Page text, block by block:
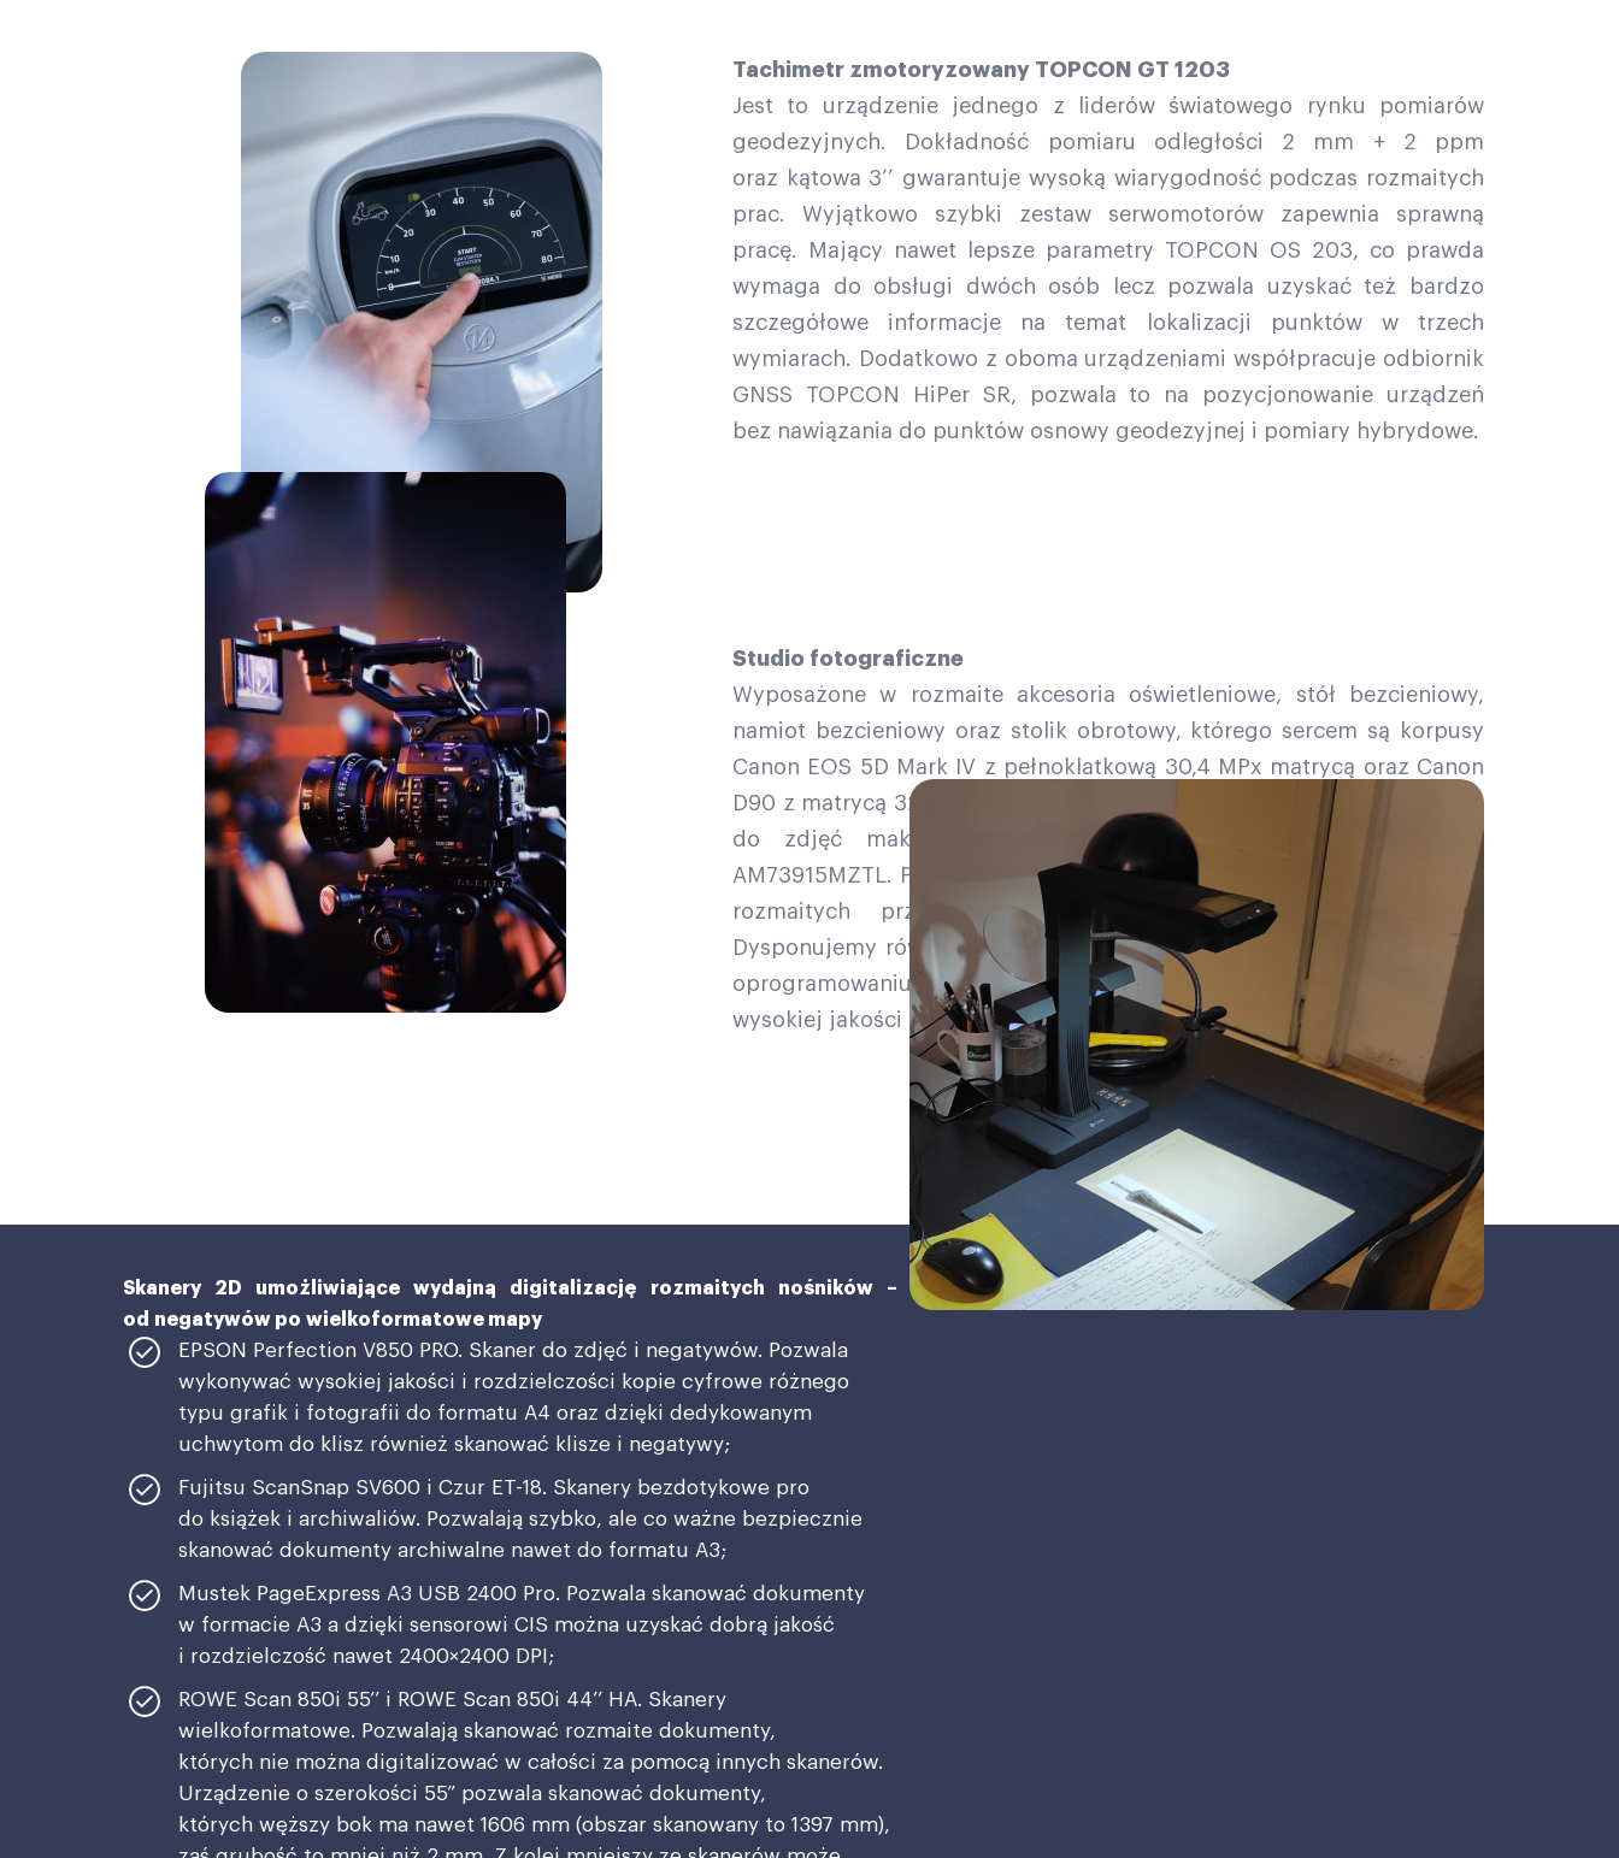
Tachimetr zmotoryzowany TOPCON GT 1203
Jest to urządzenie jednego z liderów światowego rynku pomiarów
geodezyjnych. Dokładność pomiaru odległości 2 mm + 2 ppm
oraz kątowa 3’’ gwarantuje wysoką wiarygodność podczas rozmaitych
prac. Wyjątkowo szybki zestaw serwomotorów zapewnia sprawną
pracę. Mający nawet lepsze parametry TOPCON OS 203, co prawda
wymaga do obsługi dwóch osób lecz pozwala uzyskać też bardzo
szczegółowe informacje na temat lokalizacji punktów w trzech
wymiarach. Dodatkowo z oboma urządzeniami współpracuje odbiornik
GNSS TOPCON HiPer SR, pozwala to na pozycjonowanie urządzeń
bez nawiązania do punktów osnowy geodezyjnej i pomiary hybrydowe.
Studio fotograficzne
Wyposażone w rozmaite akcesoria oświetleniowe, stół bezcieniowy,
namiot bezcieniowy oraz stolik obrotowy, którego sercem są korpusy
Canon EOS 5D Mark IV z pełnoklatkową 30,4 MPx matrycą oraz Canon
D90 z matrycą 32,5 MPx i obiektywy zmienno- i stałoogniskowe, w tym
do zdjęć makro, uzupełnia je mikroskop cyfrowy Dino Lite
AM73915MZTL. Pozwalają one wykonywać dokumentację fotograficzną
rozmaitych przedmiotów, nawet w powiększeniu do 220x.
Dysponujemy również oprogramowaniem do edycji grafiki. Zaś dzięki
oprogramowaniu do fotogrametrii możliwe jest również wykonywanie
wysokiej jakości modeli 3D.
Skanery 2D umożliwiające wydajną digitalizację rozmaitych nośników –
od negatywów po wielkoformatowe mapy
EPSON Perfection V850 PRO. Skaner do zdjęć i negatywów. Pozwala
wykonywać wysokiej jakości i rozdzielczości kopie cyfrowe różnego
typu grafik i fotografii do formatu A4 oraz dzięki dedykowanym
uchwytom do klisz również skanować klisze i negatywy;
Fujitsu ScanSnap SV600 i Czur ET-18. Skanery bezdotykowe pro
do książek i archiwaliów. Pozwalają szybko, ale co ważne bezpiecznie
skanować dokumenty archiwalne nawet do formatu A3;
Mustek PageExpress A3 USB 2400 Pro. Pozwala skanować dokumenty
w formacie A3 a dzięki sensorowi CIS można uzyskać dobrą jakość
i rozdzielczość nawet 2400×2400 DPI;
ROWE Scan 850i 55’’ i ROWE Scan 850i 44’’ HA. Skanery
wielkoformatowe. Pozwalają skanować rozmaite dokumenty,
których nie można digitalizować w całości za pomocą innych skanerów.
Urządzenie o szerokości 55” pozwala skanować dokumenty,
których węższy bok ma nawet 1606 mm (obszar skanowany to 1397 mm),